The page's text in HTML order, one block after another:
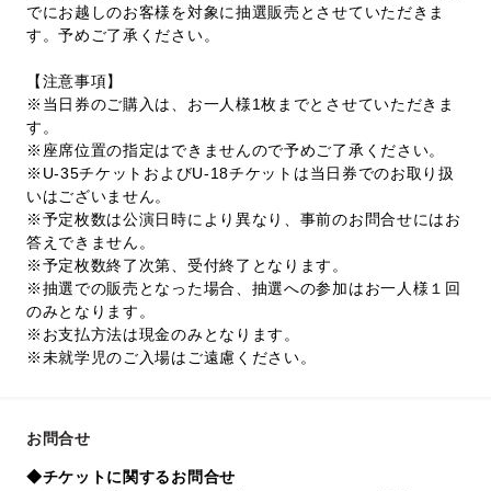
でにお越しのお客様を対象に抽選販売とさせていただきま
す。予めご了承ください。
【注意事項】
※当日券のご購入は、お一人様1枚までとさせていただきま
す。
※座席位置の指定はできませんので予めご了承ください。
※U-35チケットおよびU-18チケットは当日券でのお取り扱
いはございません。
※予定枚数は公演日時により異なり、事前のお問合せにはお
答えできません。
※予定枚数終了次第、受付終了となります。
※抽選での販売となった場合、抽選への参加はお一人様１回
のみとなります。
※お支払方法は現金のみとなります。
※未就学児のご入場はご遠慮ください。
お問合せ
◆チケットに関するお問合せ